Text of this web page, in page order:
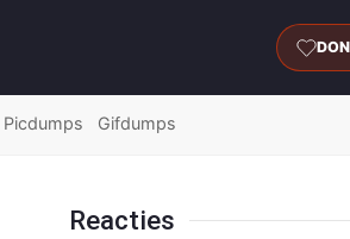
Picdumps Gifdumps
Reacties